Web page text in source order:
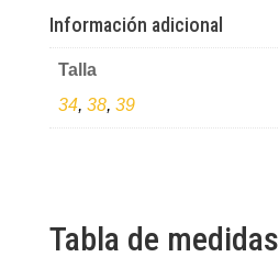
cuero
cantidad
Información adicional
Talla
34, 38, 39
Tabla de medidas